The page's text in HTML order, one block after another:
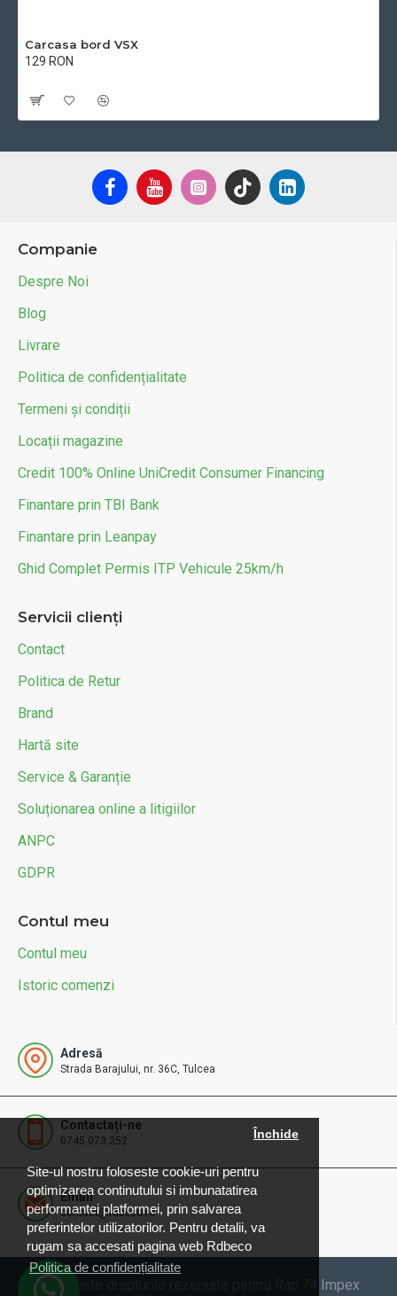
Site-ul nostru foloseste cookie-uri pentru
optimizarea continutului si imbunatatirea
performantei platformei, prin salvarea
preferintelor utilizatorilor. Pentru detalii, va
rugam sa accesati pagina web Rdbeco
Politica de confidențialitate
Închide
Carcasa bord VSX
129 RON
Companie
Despre Noi
Blog
Livrare
Politica de confidențialitate
Termeni și condiții
Locații magazine
Credit 100% Online UniCredit Consumer Financing
Finantare prin TBI Bank
Finantare prin Leanpay
Ghid Complet Permis ITP Vehicule 25km/h
Servicii clienți
Contact
Politica de Retur
Brand
Hartă site
Service & Garanție
Soluționarea online a litigiilor
ANPC
GDPR
Contul meu
Contul meu
Istoric comenzi
Adresă
Strada Barajului, nr. 36C, Tulcea
Contactați-ne
0745.073.252
Email
contact@rdbeco.ro
© 2025 Toate drepturile rezervate pentru Rac 74 Impex